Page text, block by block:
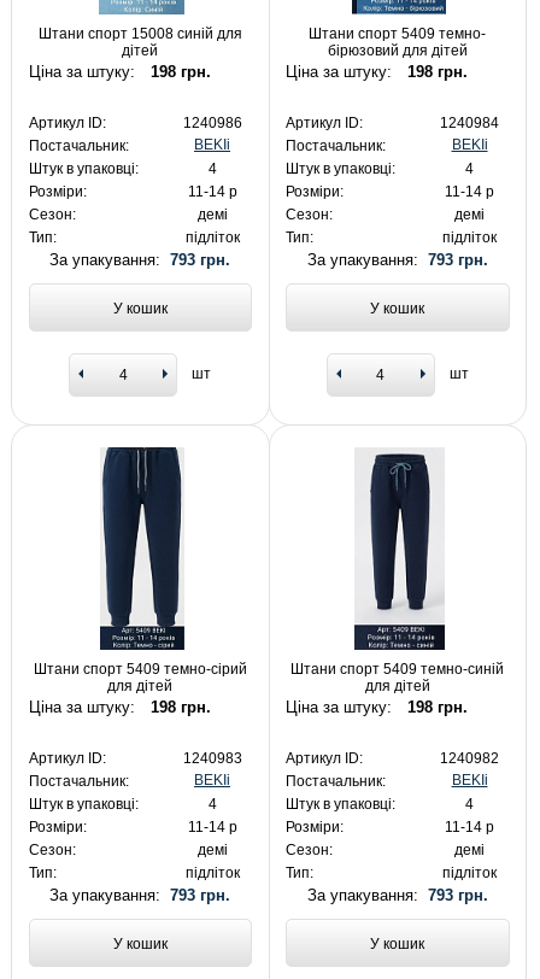
Штани спорт 15008 синій для
дітей
Ціна за штуку: 198 грн.
Артикул ID:
1240986
Постачальник:
BEKIi
Штук в упаковці:
4
Розміри:
11-14 р
Сезон:
демі
Тип:
підліток
За упакування:793 грн.
У кошик
шт
Штани спорт 5409 темно-
бірюзовий для дітей
Ціна за штуку: 198 грн.
Артикул ID:
1240984
Постачальник:
BEKIi
Штук в упаковці:
4
Розміри:
11-14 р
Сезон:
демі
Тип:
підліток
За упакування: 793 грн.
У кошик
шт
Штани спорт 5409 темно-сірий
для дітей
Ціна за штуку: 198 грн.
Артикул ID:
1240983
Постачальник:
BEKIi
Штук в упаковці:
4
Розміри:
11-14 р
Сезон:
демі
Тип:
підліток
За упакування:793 грн.
У кошик
Штани спорт 5409 темно-синій
для дітей
Ціна за штуку: 198 грн.
Артикул ID:
1240982
Постачальник:
BEKIi
Штук в упаковці:
4
Розміри:
11-14 р
Сезон:
демі
Тип:
підліток
За упакування: 793 грн.
У кошик